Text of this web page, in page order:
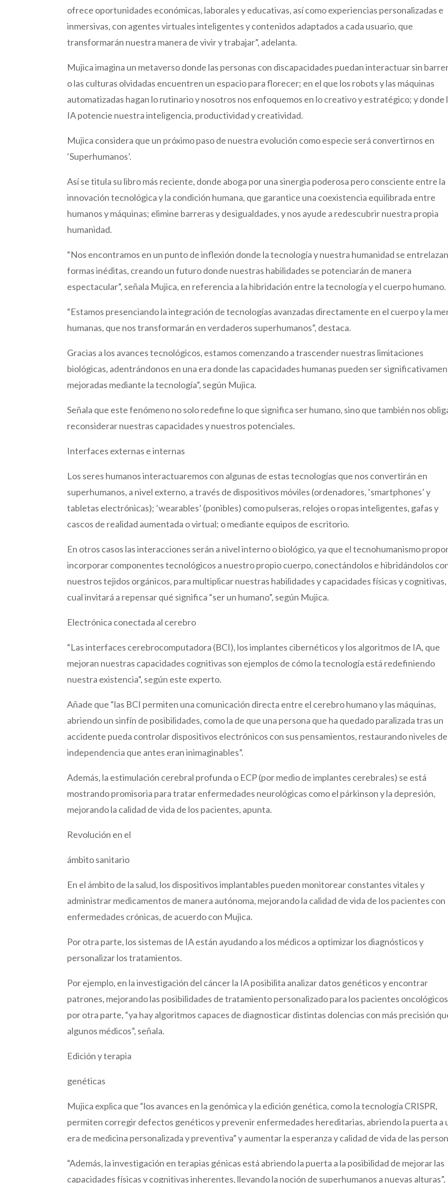
ofrece oportunidades económicas, laborales y educativas, así como experiencias personalizadas e
inmersivas, con agentes virtuales inteligentes y contenidos adaptados a cada usuario, que
transformarán nuestra manera de vivir y trabajar”, adelanta.
Mujica imagina un metaverso donde las personas con discapacidades puedan interactuar sin
o las culturas olvidadas encuentren un espacio para florecer; en el que los robots y las máquinas
automatizadas hagan lo rutinario y nosotros nos enfoquemos en lo creativo y estratégico; y donde
IA potencie nuestra inteligencia, productividad y creatividad.
Mujica considera que un próximo paso de nuestra evolución como especie será convertirnos en
‘Superhumanos’.
Así se titula su libro más reciente, donde aboga por una sinergia poderosa pero consciente entre la
innovación tecnológica y la condición humana, que garantice una coexistencia equilibrada entre
humanos y máquinas; elimine barreras y desigualdades, y nos ayude a redescubrir nuestra propia
humanidad.
“Nos encontramos en un punto de inflexión donde la tecnología y nuestra humanidad se
formas inéditas, creando un futuro donde nuestras habilidades se potenciarán de manera
espectacular”, señala Mujica, en referencia a la hibridación entre la tecnología y el cuerpo humano.
“Estamos presenciando la integración de tecnologías avanzadas directamente en el cuerpo y la
humanas, que nos transformarán en verdaderos superhumanos”, destaca.
Gracias a los avances tecnológicos, estamos comenzando a trascender nuestras limitaciones
biológicas, adentrándonos en una era donde las capacidades humanas pueden ser
mejoradas mediante la tecnología”, según Mujica.
Señala que este fenómeno no solo redefine lo que significa ser humano, sino que también nos
reconsiderar nuestras capacidades y nuestros potenciales.
Interfaces externas e internas
Los seres humanos interactuaremos con algunas de estas tecnologías que nos convertirán en
superhumanos, a nivel externo, a través de dispositivos móviles (ordenadores, ‘smartphones’ y
tabletas electrónicas); ‘wearables’ (ponibles) como pulseras, relojes o ropas inteligentes, gafas y
cascos de realidad aumentada o virtual; o mediante equipos de escritorio.
En otros casos las interacciones serán a nivel interno o biológico, ya que el tecnohumanismo
incorporar componentes tecnológicos a nuestro propio cuerpo, conectándolos e hibridándolos
nuestros tejidos orgánicos, para multiplicar nuestras habilidades y capacidades físicas y cognitivas,
cual invitará a repensar qué significa “ser un humano”, según Mujica.
Electrónica conectada al cerebro
“Las interfaces cerebrocomputadora (BCI), los implantes cibernéticos y los algoritmos de IA, que
mejoran nuestras capacidades cognitivas son ejemplos de cómo la tecnología está redefiniendo
nuestra existencia”, según este experto.
Añade que “las BCI permiten una comunicación directa entre el cerebro humano y las máquinas,
abriendo un sinfín de posibilidades, como la de que una persona que ha quedado paralizada tras un
accidente pueda controlar dispositivos electrónicos con sus pensamientos, restaurando niveles de
independencia que antes eran inimaginables”.
Además, la estimulación cerebral profunda o ECP (por medio de implantes cerebrales) se está
mostrando promisoria para tratar enfermedades neurológicas como el párkinson y la depresión,
mejorando la calidad de vida de los pacientes, apunta.
Revolución en el
ámbito sanitario
En el ámbito de la salud, los dispositivos implantables pueden monitorear constantes vitales y
administrar medicamentos de manera autónoma, mejorando la calidad de vida de los pacientes con
enfermedades crónicas, de acuerdo con Mujica.
Por otra parte, los sistemas de IA están ayudando a los médicos a optimizar los diagnósticos y
personalizar los tratamientos.
Por ejemplo, en la investigación del cáncer la IA posibilita analizar datos genéticos y encontrar
patrones, mejorando las posibilidades de tratamiento personalizado para los pacientes
por otra parte, “ya hay algoritmos capaces de diagnosticar distintas dolencias con más precisión
algunos médicos”, señala.
Edición y terapia
genéticas
Mujica explica que “los avances en la genómica y la edición genética, como la tecnología CRISPR,
permiten corregir defectos genéticos y prevenir enfermedades hereditarias, abriendo la puerta a
era de medicina personalizada y preventiva” y aumentar la esperanza y calidad de vida de las
“Además, la investigación en terapias génicas está abriendo la puerta a la posibilidad de mejorar las
capacidades físicas y cognitivas inherentes, llevando la noción de superhumanos a nuevas alturas”,